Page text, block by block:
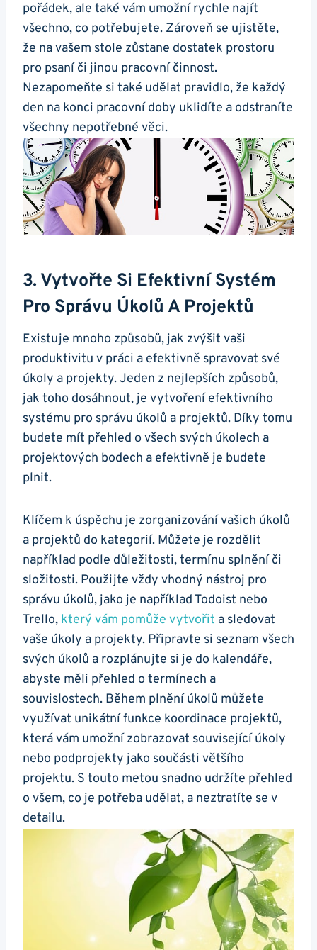
pořádek, ale také vám umožní rychle najít
všechno, co potřebujete. Zároveň se ujistěte,
že na vašem stole zůstane dostatek prostoru
pro psaní či jinou pracovní činnost.
Nezapomeňte si také udělat pravidlo, že každý
den na konci pracovní doby uklidíte a odstraníte
všechny nepotřebné věci.
3. Vytvořte Si Efektivní Systém
Pro Správu Úkolů A Projektů
Existuje mnoho způsobů, jak zvýšit vaši
produktivitu v práci a efektivně spravovat své
úkoly a projekty. Jeden z nejlepších způsobů,
jak toho dosáhnout, je vytvoření efektivního
systému pro správu úkolů a projektů. Díky tomu
budete mít přehled o všech svých úkolech a
projektových bodech a efektivně je budete
plnit.
Klíčem k úspěchu je zorganizování vašich úkolů
a projektů do kategorií. Můžete je rozdělit
například podle důležitosti, termínu splnění či
složitosti. Použijte vždy vhodný nástroj pro
správu úkolů, jako je například Todoist nebo
Trello, který vám pomůže vytvořit a sledovat
vaše úkoly a projekty. Připravte si seznam všech
svých úkolů a rozplánujte si je do kalendáře,
abyste měli přehled o termínech a
souvislostech. Během plnění úkolů můžete
využívat unikátní funkce koordinace projektů,
která vám umožní zobrazovat související úkoly
nebo podprojekty jako součásti většího
projektu. S touto metou snadno udržíte přehled
o všem, co je potřeba udělat, a neztratíte se v
detailu.